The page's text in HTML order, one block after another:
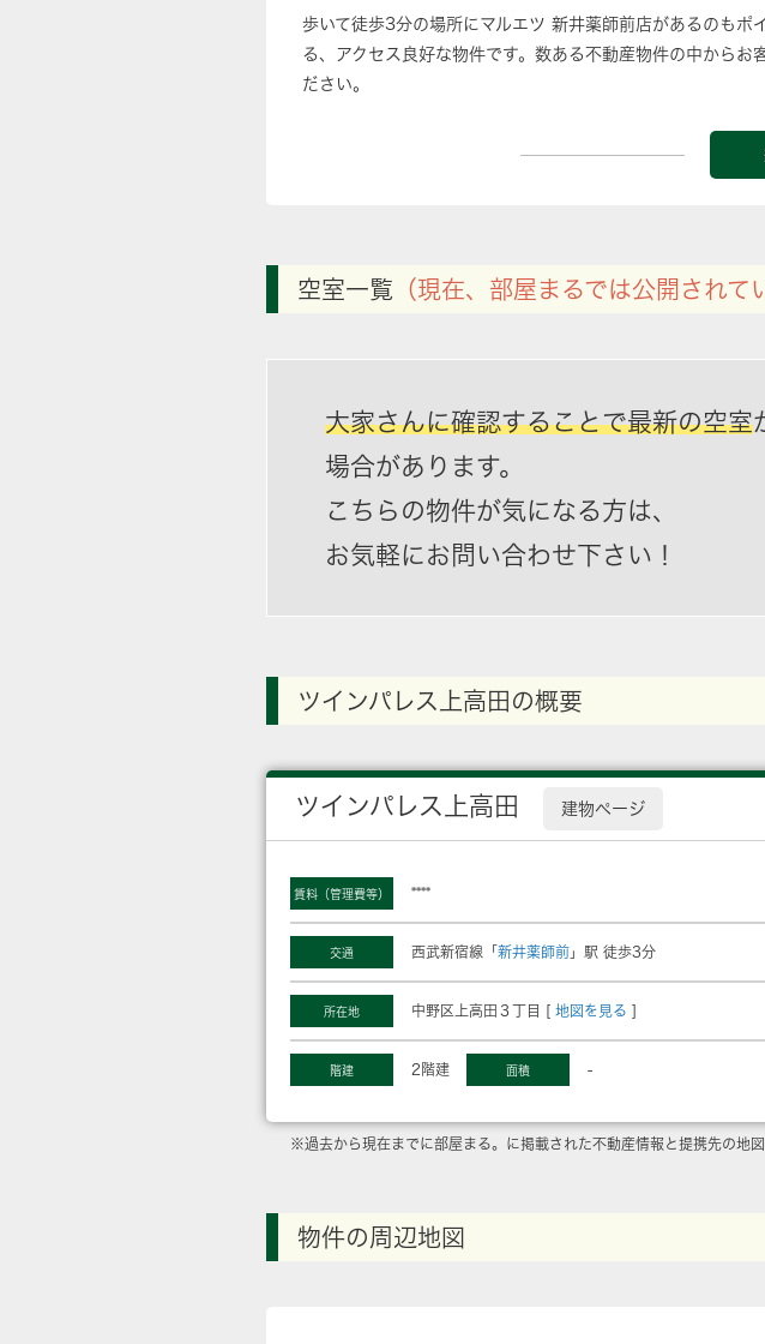
歩いて徒歩3分の場所にマルエツ 新井薬師前店があるのも
る、アクセス良好な物件です。数ある不動産物件の中から
ださい。
空室一覧 （現在、部屋まるでは公開されて
大家さんに確認することで最新の空室
場合があります。
こちらの物件が気になる方は、
お気軽にお問い合わせ下さい！
ツインパレス上高田の概要
ツインパレス上高田 建物ページ
賃料（管理費等） ****
交通 西武新宿線「 新井薬師前 」駅 徒歩3分
所在地 中野区上高田３丁目 [ 地図を見る ]
階建 2階建 面積 -
※過去から現在までに部屋まる。に掲載された不動産情報と提携先の地
物件の周辺地図